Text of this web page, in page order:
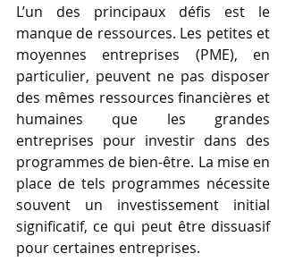
L’un des principaux défis est le
manque de ressources. Les petites et
moyennes entreprises (PME), en
particulier, peuvent ne pas disposer
des mêmes ressources financières et
humaines que les grandes
entreprises pour investir dans des
programmes de bien-être. La mise en
place de tels programmes nécessite
souvent un investissement initial
significatif, ce qui peut être dissuasif
pour certaines entreprises.